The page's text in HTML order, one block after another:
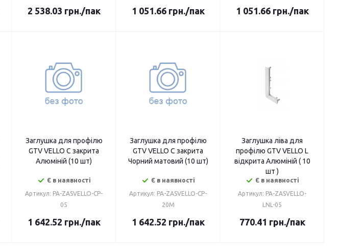
2 538.03 грн./пак 1 051.66грн./пак 1 051.66грн./пак
Заглушка для профілю
GTV VELLO C закрита
Алюміній (10 шт)
Є в наявності
Артикул: PA-ZASVELLO-CP-
05
1 642.52 грн./пак
Заглушка для профілю
GTV VELLO C закрита
Чорний матовий (10 шт)
Є в наявності
Артикул: PA-ZASVELLO-CP-
20M
1 642.52 грн./пак
Заглушка ліва для
профілю GTV VELLO L
відкрита Алюміній ( 10
шт )
Є в наявності
Артикул: PA-ZASVELLO-
LNL-05
770.41 грн./пак